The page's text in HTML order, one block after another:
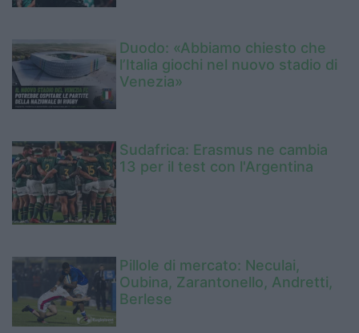
Duodo: «Abbiamo chiesto che
l’Italia giochi nel nuovo stadio di
Venezia»
Sudafrica: Erasmus ne cambia
13 per il test con l'Argentina
Pillole di mercato: Neculai,
Oubina, Zarantonello, Andretti,
Berlese